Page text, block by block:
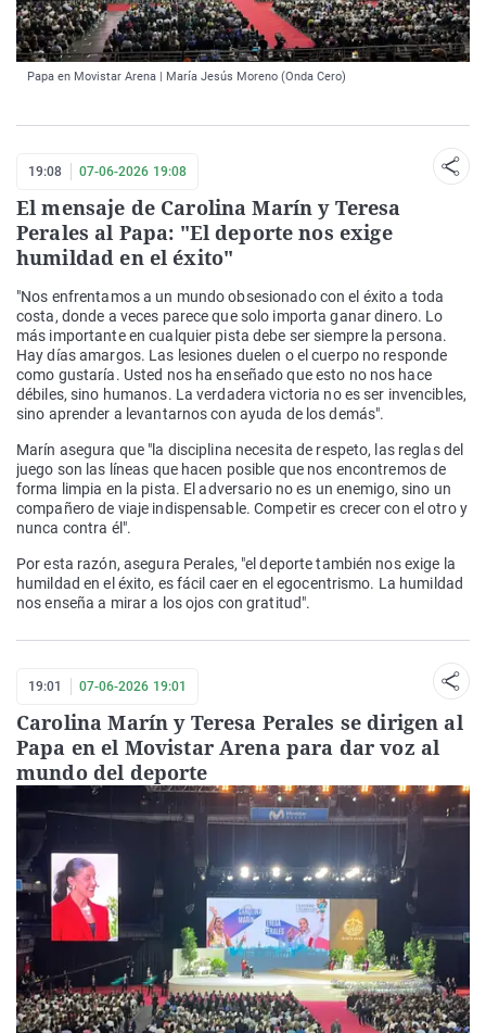
Papa en Movistar Arena | María Jesús Moreno (Onda Cero)
19:08 07-06-2026 19:08
El mensaje de Carolina Marín y Teresa
Perales al Papa: "El deporte nos exige
humildad en el éxito"
"Nos enfrentamos a un mundo obsesionado con el éxito a toda
costa, donde a veces parece que solo importa ganar dinero. Lo
más importante en cualquier pista debe ser siempre la persona.
Hay días amargos. Las lesiones duelen o el cuerpo no responde
como gustaría. Usted nos ha enseñado que esto no nos hace
débiles, sino humanos. La verdadera victoria no es ser invencibles,
sino aprender a levantarnos con ayuda de los demás".
Marín asegura que "la disciplina necesita de respeto, las reglas del
juego son las líneas que hacen posible que nos encontremos de
forma limpia en la pista. El adversario no es un enemigo, sino un
compañero de viaje indispensable. Competir es crecer con el otro y
nunca contra él".
Por esta razón, asegura Perales, "el deporte también nos exige la
humildad en el éxito, es fácil caer en el egocentrismo. La humildad
nos enseña a mirar a los ojos con gratitud".
19:01 07-06-2026 19:01
Carolina Marín y Teresa Perales se dirigen al
Papa en el Movistar Arena para dar voz al
mundo del deporte